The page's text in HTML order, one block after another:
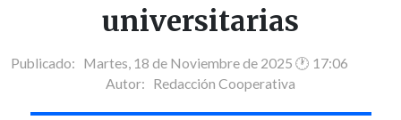
universitarias
Publicado: Martes, 18 de Noviembre de 2025 🕐 17:06
Autor: Redacción Cooperativa